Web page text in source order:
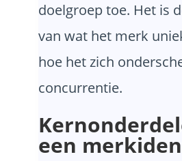
doelgroep toe. Het is
van wat het merk
hoe het zich
concurrentie.
een